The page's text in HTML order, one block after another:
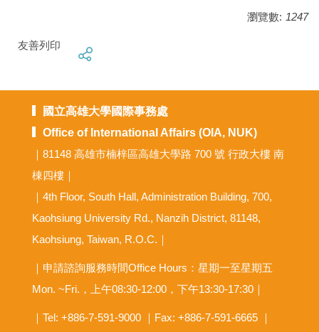
瀏覽數: 1247
友善列印
國立高雄大學國際事務處
Office of International Affairs (OIA, NUK)
｜81148 高雄市楠梓區高雄大學路 700 號 行政大樓 南
棟四樓｜
｜4th Floor, South Hall, Administration Building, 700,
Kaohsiung University Rd., Nanzih District, 81148,
Kaohsiung, Taiwan, R.O.C.｜
｜申請諮詢服務時間Office Hours：星期一至星期五
Mon. ~Fri.，上午08:30-12:00，下午13:30-17:30｜
｜Tel: +886-7-591-9000 ｜Fax: +886-7-591-6665 ｜